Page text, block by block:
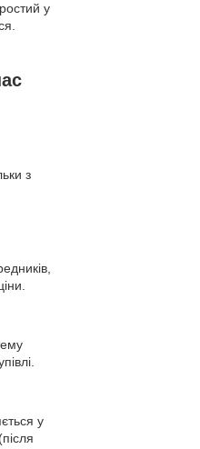
у
з
у